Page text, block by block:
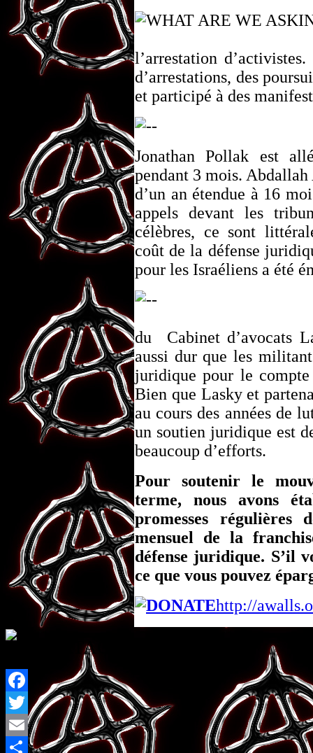
l’arrestation
d’arrestations, des
et participé à des
Jonathan Pollak est
pendant 3 mois.
d’un an étendue à 16
appels devant les
célèbres, ce sont
coût de la défense
pour les Israéliens a été
du Cabinet d’avocats
aussi dur que les
juridique pour le compte
Bien que Lasky et
au cours des années de
un soutien juridique est
beaucoup d’efforts.
Pour soutenir le
terme, nous avons
promesses régulières
mensuel de la
défense juridique. S’il
ce que vous pouvez
http://
PARTAGER
Facebook
Twitter
Email